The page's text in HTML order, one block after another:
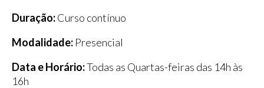
Duração:Curso contínuo
Modalidade: Presencial
Data e Horário:Todas as Quartas-feiras das 14h às
16h